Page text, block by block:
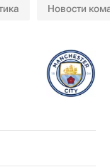
Новости